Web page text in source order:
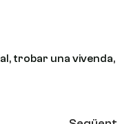
, trobar una vivenda,